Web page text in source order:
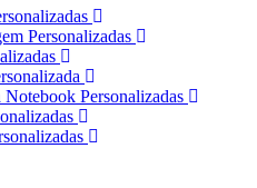
Personalizadas
Personalizadas